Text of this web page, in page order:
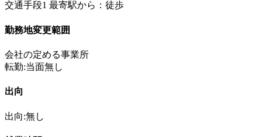
交通手段1 最寄駅から：徒歩
勤務地変更範囲
会社の定める事業所
転勤:当面無し
出向
出向:無し